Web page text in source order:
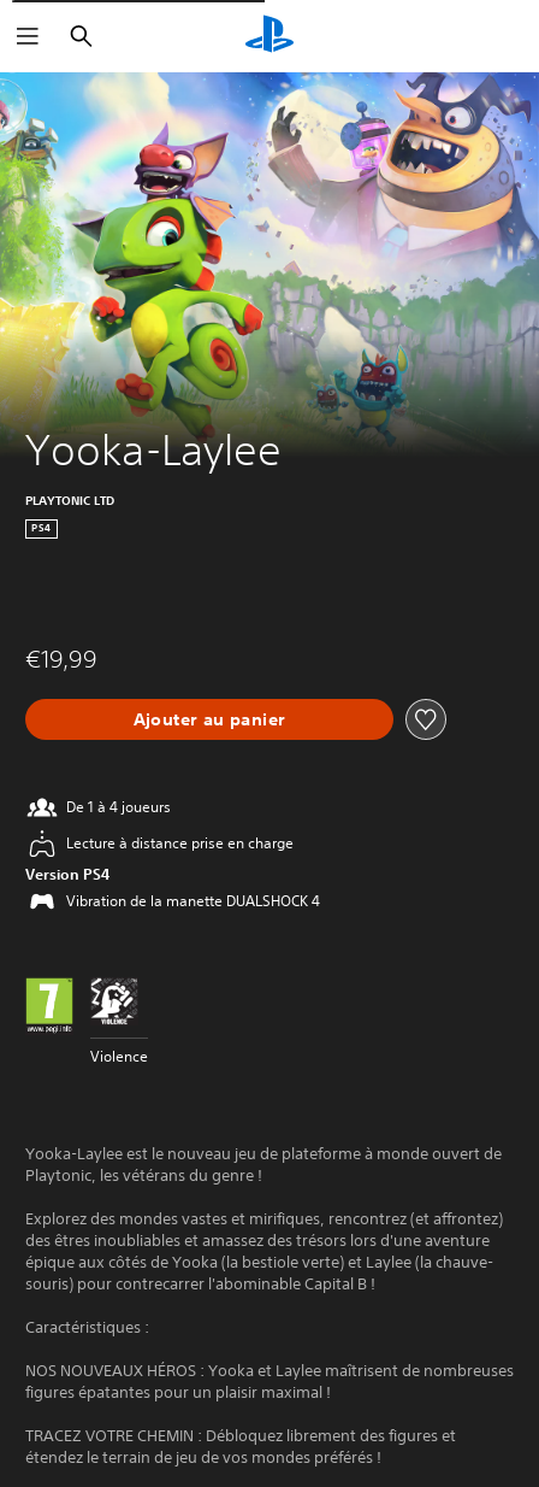
Rechercher
Yooka-Laylee
PLAYTONIC LTD
PS4
€19,99
Ajouter au panier
De 1 à 4 joueurs
Lecture à distance prise en charge
Version PS4
Vibration de la manette DUALSHOCK 4
Violence
Yooka-Laylee est le nouveau jeu de plateforme à monde ouvert de
Playtonic, les vétérans du genre !
Explorez des mondes vastes et mirifiques, rencontrez (et affrontez)
des êtres inoubliables et amassez des trésors lors d'une aventure
épique aux côtés de Yooka (la bestiole verte) et Laylee (la chauve-
souris) pour contrecarrer l'abominable Capital B !
Caractéristiques :
NOS NOUVEAUX HÉROS : Yooka et Laylee maîtrisent de nombreuses
figures épatantes pour un plaisir maximal !
TRACEZ VOTRE CHEMIN : Débloquez librement des figures et
étendez le terrain de jeu de vos mondes préférés !